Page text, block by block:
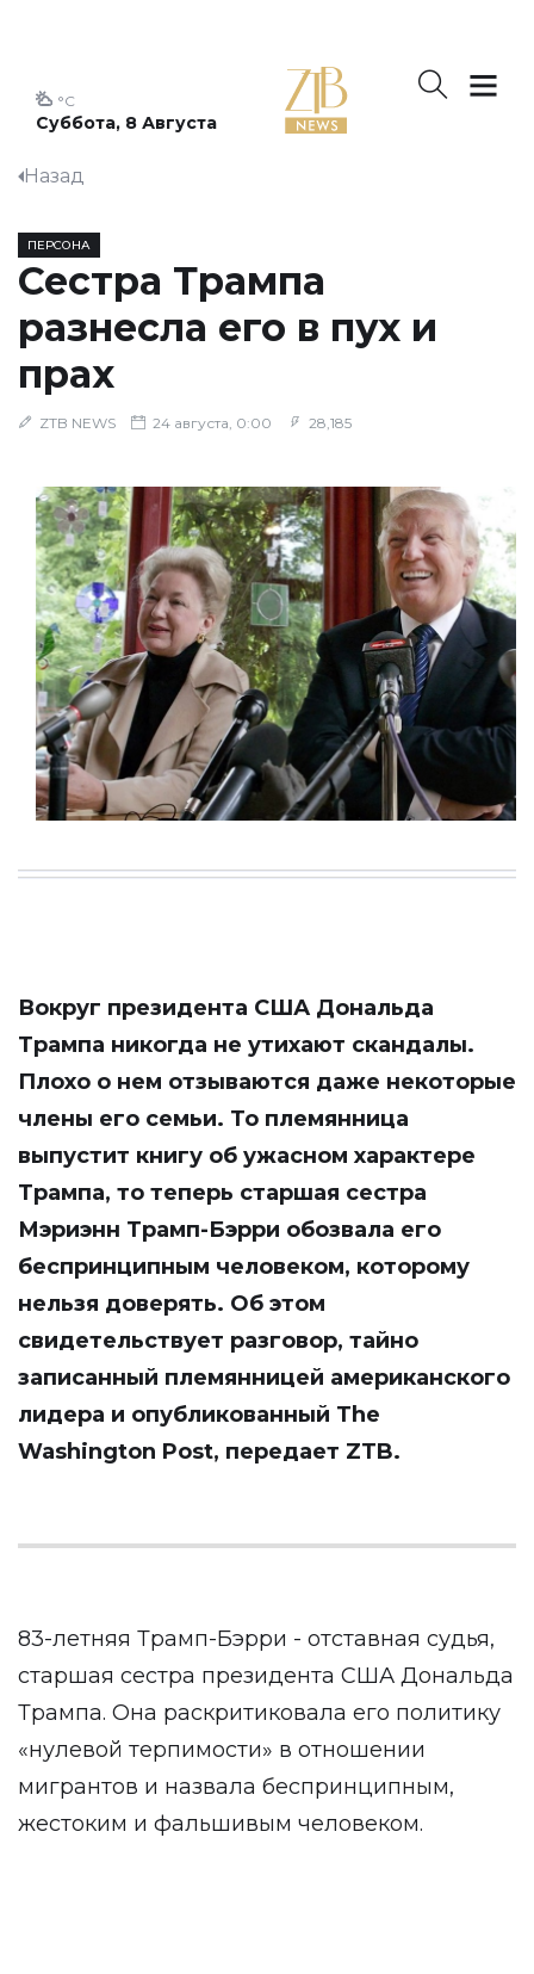
Суббота, 8 Августа
°C
Назад
ПЕРСОНА
Сестра Трампа
разнесла его в пух и
прах
ZTB NEWS 24 августа, 0:00 28,185
Вокруг президента США Дональда
Трампа никогда не утихают скандалы.
Плохо о нем отзываются даже некоторые
члены его семьи. То племянница
выпустит книгу об ужасном характере
Трампа, то теперь старшая сестра
Мэриэнн Трамп-Бэрри обозвала его
беспринципным человеком, которому
нельзя доверять. Об этом
свидетельствует разговор, тайно
записанный племянницей американского
лидера и опубликованный The
Washington Post, передает ZTB.
83-летняя Трамп-Бэрри - отставная судья,
старшая сестра президента США Дональда
Трампа. Она раскритиковала его политику
«нулевой терпимости» в отношении
мигрантов и назвала беспринципным,
жестоким и фальшивым человеком.